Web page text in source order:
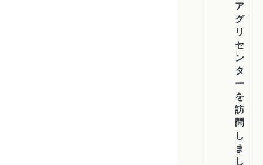
ア
グ
リ
セ
ン
タ
ー
を
訪
問
し
ま
し